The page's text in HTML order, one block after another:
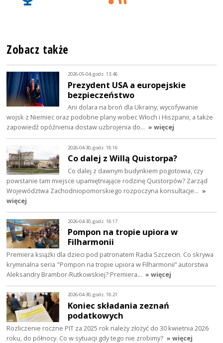
Zobacz także
2026-05-04, godz. 13:46
Prezydent USA a europejskie
bezpieczeństwo
Ani dolara na broń dla Ukrainy, wycofywanie
wojsk z Niemiec oraz podobne plany wobec Włoch i Hiszpanii, a także
zapowiedź opóźnienia dostaw uzbrojenia do… » więcej
2026-04-30, godz. 18:16
Co dalej z Willą Quistorpa?
Co dalej z dawnym budynkiem pogotowia, czy
powstanie tam miejsce upamiętniające rodzinę Quistorpów? Zarząd
Województwa Zachodniopomorskiego rozpoczyna konsultacje… »
więcej
2026-04-30, godz. 18:17
Pompon na tropie upiora w
Filharmonii
Premiera książki dla dzieci pod patronatem Radia Szczecin. Co skrywa
kryminalna seria "Pompon na tropie upiora w Filharmonii” autorstwa
Aleksandry Brambor-Rutkowskiej? Premiera… » więcej
2026-04-30, godz. 18:21
Koniec składania zeznań
podatkowych
Rozliczenie roczne PIT za 2025 rok należy złożyć do 30 kwietnia 2026
roku, do północy. Co w sytuacji gdy tego nie zrobimy? » więcej